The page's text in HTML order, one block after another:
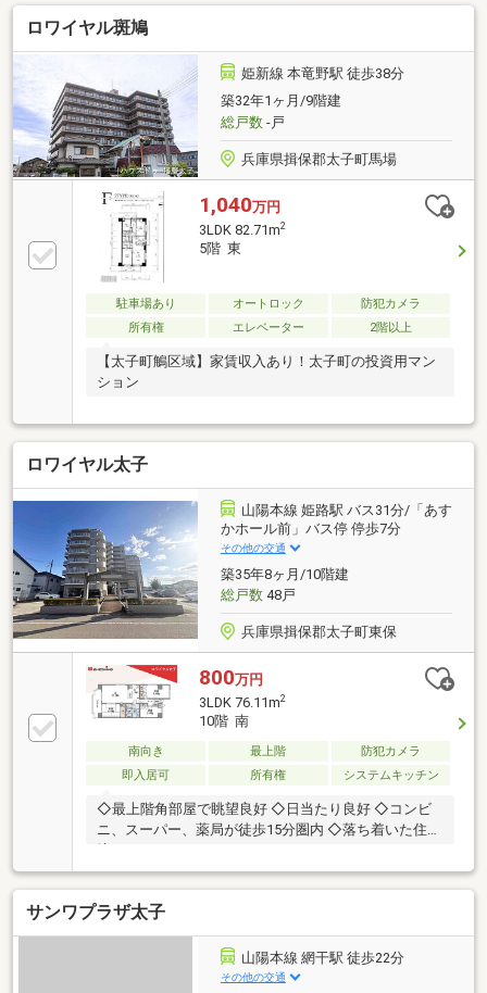
ロワイヤル斑鳩
姫新線 本竜野駅 徒歩38分
築32年1ヶ月/9階建
総戸数-戸
兵庫県揖保郡太子町馬場
1,040万円
3LDK 82.71m2
5階 東
駐車場あり オートロック
防犯カメラ
所有権
エレベーター 2階以上
【太子町鵤区域】家賃収入あり！太子町の投資用マン
ション
ロワイヤル太子
山陽本線 姫路駅 バス31分/「あす
かホール前」バス停 停歩7分
その他の交通
築35年8ヶ月/10階建
総戸数48戸
兵庫県揖保郡太子町東保
800万円
3LDK 76.11m2
10階 南
南向き 最上階
防犯カメラ
即入居可
所有権 システムキッチン
◇最上階角部屋で眺望良好 ◇日当たり良好 ◇コンビ
ニ、スーパー、薬局が徒歩15分圏内 ◇落ち着いた住環
サンワプラザ太子
山陽本線 網干駅 徒歩22分
その他の交通